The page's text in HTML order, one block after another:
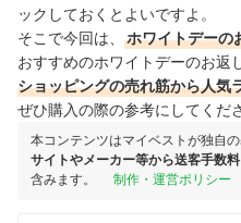
ックしておくとよいですよ。
そこで今回は、
ホワイトデーの
おすすめのホワイトデーのお返
ショッピングの売れ筋から人気
ぜひ購入の際の参考にしてくだ
本コンテンツはマイベストが独自
サイトやメーカー等から送客手数
含みます。
制作・運営ポリシー